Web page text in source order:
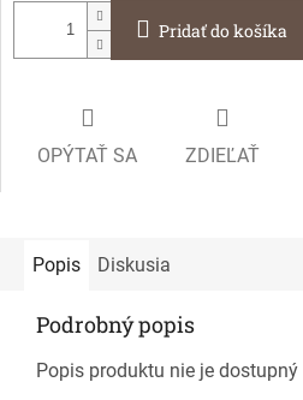
Pridať do košíka
OPÝTAŤ SA ZDIEĽAŤ
Popis Diskusia
Podrobný popis
Popis produktu nie je dostupný